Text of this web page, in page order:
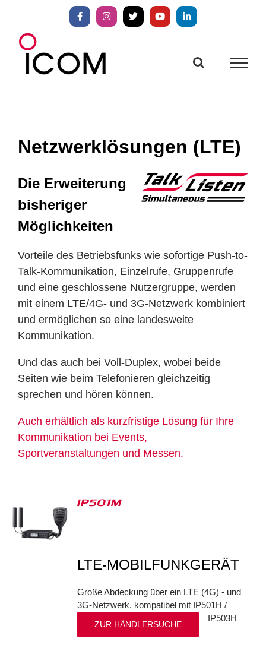
springen
FacebookInstagram
X YouTubeLinkedIn
Netzwerklösungen (LTE)
Die Erweiterung
bisheriger
Möglichkeiten
Vorteile des Betriebsfunks wie sofortige Push-to-
Talk-Kommunikation, Einzelrufe, Gruppenrufe
und eine geschlossene Nutzergruppe, werden
mit einem LTE/4G- und 3G-Netzwerk kombiniert
und ermöglichen so eine landesweite
Kommunikation.
Und das auch bei Voll-Duplex, wobei beide
Seiten wie beim Telefonieren gleichzeitig
sprechen und hören können.
Auch erhältlich als kurzfristige Lösung für Ihre
Kommunikation bei Events,
Sportveranstaltungen und Messen.
IP501M
LTE-MOBILFUNKGERÄT
Große Abdeckung über ein LTE (4G) - und
3G-Netzwerk, kompatibel mit IP501H /
IP503H
ZUR HÄNDLERSUCHE